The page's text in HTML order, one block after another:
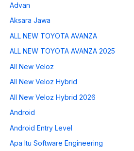
Advan
Aksara Jawa
ALL NEW TOYOTA AVANZA
ALL NEW TOYOTA AVANZA 2025
All New Veloz
All New Veloz Hybrid
All New Veloz Hybrid 2026
Android
Android Entry Level
Apa Itu Software Engineering